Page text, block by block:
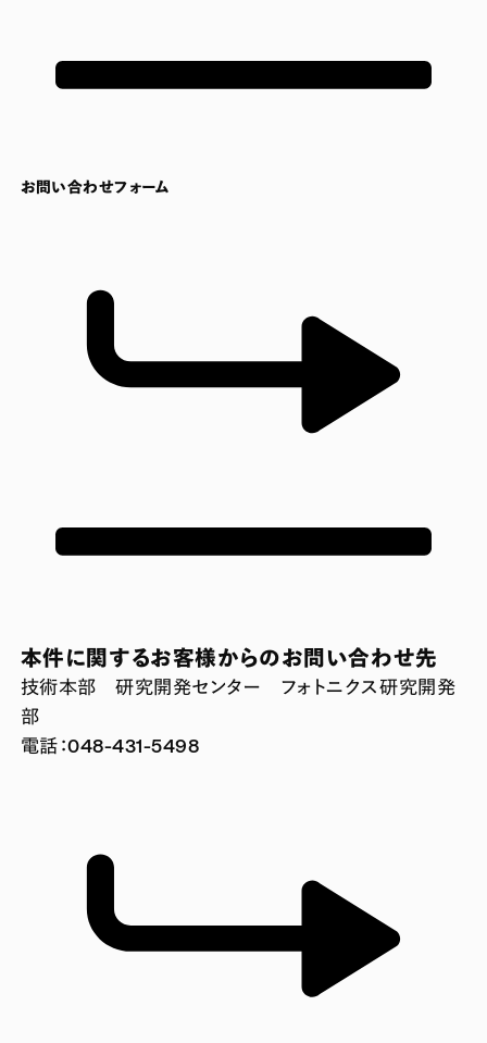
お問い合わせフォーム
本件に関するお客様からのお問い合わせ先
技術本部 研究開発センター フォトニクス研究開発
部
電話：048-431-5498